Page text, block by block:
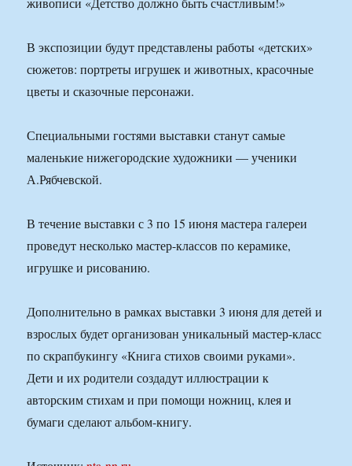
В экспозиции будут представлены работы «детских»
сюжетов: портреты игрушек и животных, красочные
цветы и сказочные персонажи.
Специальными гостями выставки станут самые
маленькие нижегородские художники — ученики
А.Рябчевской.
В течение выставки с 3 по 15 июня мастера галереи
проведут несколько мастер-классов по керамике,
игрушке и рисованию.
Дополнительно в рамках выставки 3 июня для детей и
взрослых будет организован уникальный мастер-класс
по скрапбукингу «Книга стихов своими руками».
Дети и их родители создадут иллюстрации к
авторским стихам и при помощи ножниц, клея и
бумаги сделают альбом-книгу.